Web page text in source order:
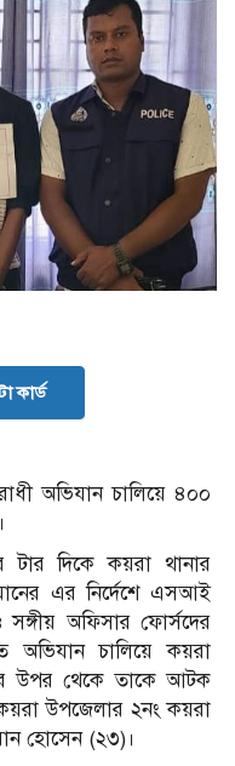
কার্ড
অভিযান চালিয়ে ৪০০
দিকে কয়রা থানার
এর নির্দেশে এসআই
সঙ্গীয় অফিসার ফোর্সদের
অভিযান চালিয়ে কয়রা
উপর থেকে তাকে আটক
উপজেলার ২নং কয়রা
হোসেন (২৩)।